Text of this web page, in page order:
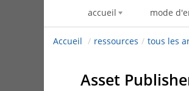
accueil mode
Accueil / ressources / tous les
Asset